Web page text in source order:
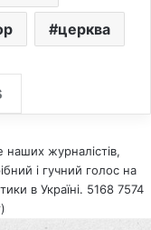
церква
журналістів,
і гучний голос на
в Україні. 5168 7574